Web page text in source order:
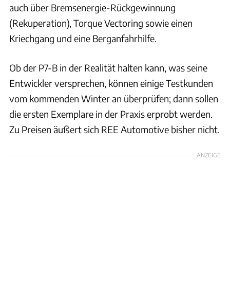
auch über Bremsenergie-Rückgewinnung
(Rekuperation), Torque Vectoring sowie einen
Kriechgang und eine Berganfahrhilfe.
Ob der P7-B in der Realität halten kann, was seine
Entwickler versprechen, können einige Testkunden
vom kommenden Winter an überprüfen; dann sollen
die ersten Exemplare in der Praxis erprobt werden.
Zu Preisen äußert sich REE Automotive bisher nicht.
ANZEIGE